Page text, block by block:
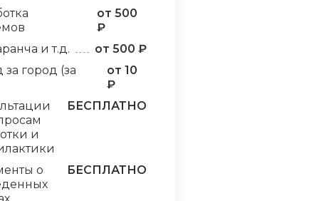
от 500
₽
и т.д.
от 500 ₽
город (за
от 10
₽
и
БЕСПЛАТНО
о
БЕСПЛАТНО